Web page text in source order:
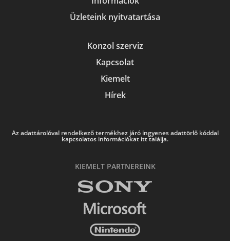
Üzleteink nyitvatartása
Konzol szerviz
Kapcsolat
Kiemelt
Hírek
Az adattárolóval rendelkező termékhez járó ingyenes adattörlő kóddal
kapcsolatos információkat itt találja.
KIEMELT PARTNEREINK